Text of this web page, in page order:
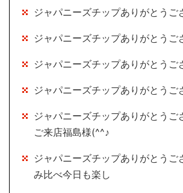
ジャパニーズチップありがとうご
ジャパニーズチップありがとうご
ジャパニーズチップありがとうご
ジャパニーズチップありがとうご
ジャパニーズチップありがとうご
ご来店福島様(^^♪
ジャパニーズチップありがとうご
み比べ今日も楽し